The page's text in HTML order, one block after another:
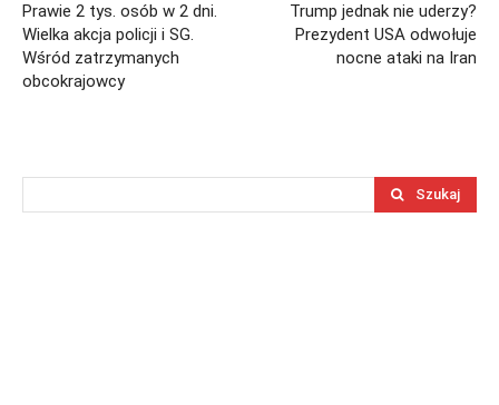
Prawie 2 tys. osób w 2 dni.
Wielka akcja policji i SG.
Wśród zatrzymanych
obcokrajowcy
Trump jednak nie uderzy?
Prezydent USA odwołuje
nocne ataki na Iran
Szukaj